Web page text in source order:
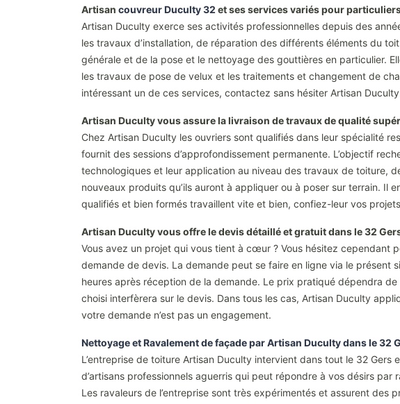
Artisan couvreur Duculty 32 et ses services variés pour
Artisan Duculty exerce ses activités professionnelles depuis des
les travaux d’installation, de réparation des différents éléments du
générale et de la pose et le nettoyage des gouttières en particulier.
les travaux de pose de velux et les traitements et changement de
intéressant un de ces services, contactez sans hésiter Artisan
Artisan Duculty vous assure la livraison de travaux de qualité
Chez Artisan Duculty les ouvriers sont qualifiés dans leur spécialité
fournit des sessions d’approfondissement permanente. L’objectif
technologiques et leur application au niveau des travaux de toiture,
nouveaux produits qu’ils auront à appliquer ou à poser sur terrain. Il
qualifiés et bien formés travaillent vite et bien, confiez-leur vos
Artisan Duculty vous offre le devis détaillé et gratuit dans le 32
Vous avez un projet qui vous tient à cœur ? Vous hésitez cependant
demande de devis. La demande peut se faire en ligne via le présent
heures après réception de la demande. Le prix pratiqué dépendra
choisi interfèrera sur le devis. Dans tous les cas, Artisan Duculty
votre demande n’est pas un engagement.
Nettoyage et Ravalement de façade par Artisan Duculty dans le 32
L’entreprise de toiture Artisan Duculty intervient dans tout le 32
d’artisans professionnels aguerris qui peut répondre à vos désirs
Les ravaleurs de l’entreprise sont très expérimentés et assurent